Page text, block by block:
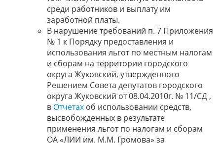
среди работников и выплату им
заработной платы.
В нарушение требований п. 7 Приложения
№ 1 к Порядку предоставления и
использования льгот по местным налогам
и сборам на территории городского
округа Жуковский, утвержденного
Решением Совета депутатов городского
округа Жуковский от 08.04.2010г. № 11/СД ,
в Отчетах об использовании средств,
высвобожденных в результате
применения льгот по налогам и сборам
ОА «ЛИИ им. М.М. Громова» за